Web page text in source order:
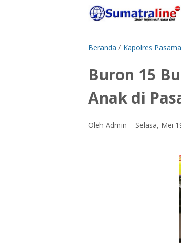
Beranda / Kapolres
Buron 15
Anak di
Oleh Admin Selasa, Mei